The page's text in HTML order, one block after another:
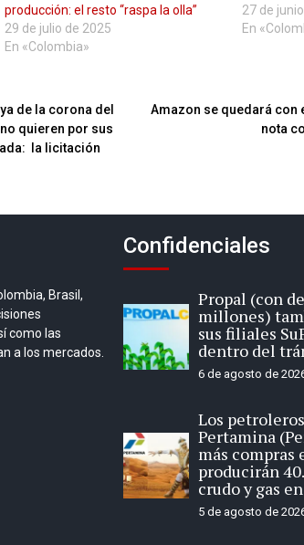
producción: el resto “raspa la olla”
29 de julio de 2025
En «Colombia»
27 de
En
de la corona del
quieren por sus
la licitación
Amazon se quedará con
nota
Brasil,
como las
a los mercados.
Confidenciales
Propal (con
millones)
sus filiales
dentro del
6 de agosto de
Los
Pertamina
más compras
producirán
crudo y gas
5 de agosto de